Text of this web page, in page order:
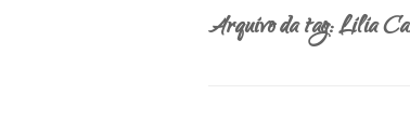
Arquivo da tag:Lilia